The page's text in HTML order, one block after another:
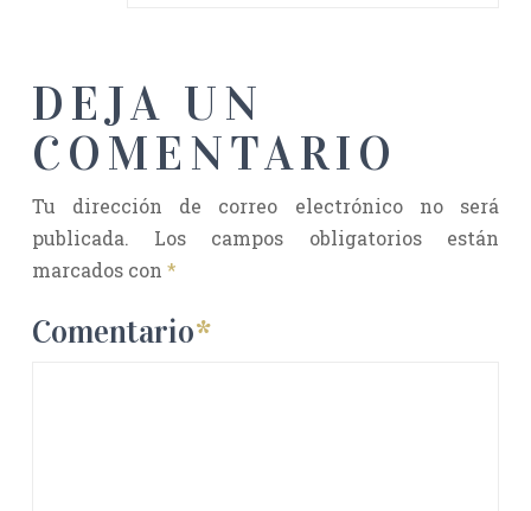
DEJA UN
COMENTARIO
Tu dirección de correo electrónico no será
publicada.
Los campos obligatorios están
marcados con *
Comentario*